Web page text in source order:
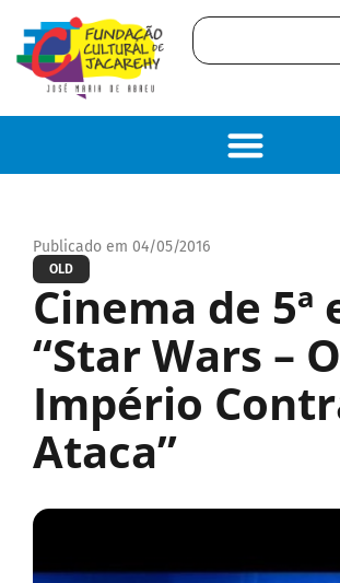
Publicado em 04/05/2016
OLD
Cinema de 5ª
“Star Wars – O
Império
Ataca”